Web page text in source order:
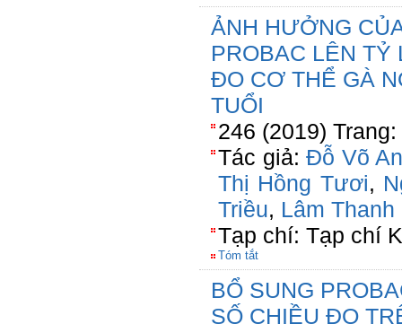
ẢNH HƯỞNG
PROBAC LÊN TỶ
ĐO CƠ THỂ GÀ
TUỔI
246 (2019)
Tác giả:Đỗ Võ
Thị Hồng Tươi,
Triều, Lâm Thanh
Tạp chí: Tạp chí
Tóm tắt
BỔ SUNG
SỐ CHIỀU ĐO